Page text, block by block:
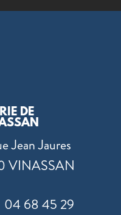
DE
Jean Jaures
VINASSAN
04 68 45 29